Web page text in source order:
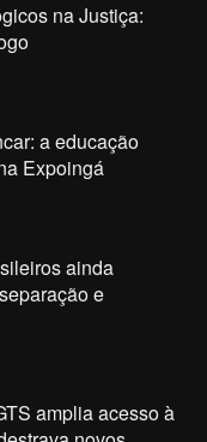
na Justiça:
a educação
Expoingá
ainda
e
amplia acesso à